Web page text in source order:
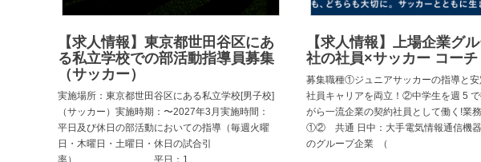
【求人情報】東京都世田谷区にあ
る私立学校での部活動指導員募集
（サッカー）
実施場所：東京都世田谷区にある私立学校[男子校]
（サッカー）実施時期：〜2027年3月実施時間：
平日及び休日の部活動においての指導（毎週火曜
日・木曜日・土曜日・休日の試合引
【求人情報】上場企業グ
社の社員×サッカー コーチ
募集職種①ジュニアサッカーの指導と安
社員キャリアを両立！②中学生を週 5
がら一流企業の契約社員として働く!業
①② 共通 日中：大手電気情報通信機器
のグループ企業 （